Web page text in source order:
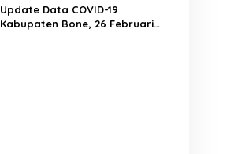
Update Data COVID-19
Kabupaten Bone, 26 Februari